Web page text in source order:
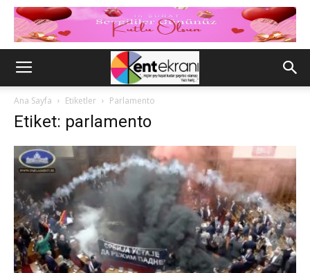
Ana Sayfa Etiketler Parlamento
Etiket: parlamento